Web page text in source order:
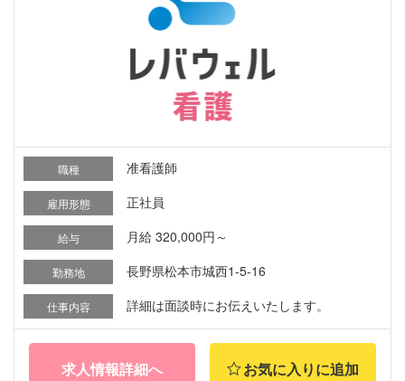
職種 准看護師
雇用形態 正社員
給与 月給 320,000円～
勤務地 長野県松本市城西1-5-16
仕事内容 詳細は面談時にお伝えいたします。
求人情報詳細へ お気に入りに追加